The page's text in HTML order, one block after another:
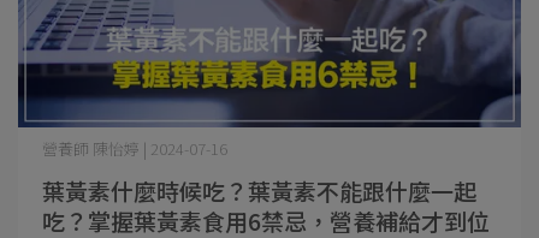
葉黃素什麼時候吃？葉黃素不能跟什麼一起
吃？掌握葉黃素食用6禁忌，營養補給才到位
營養師 陳怡婷 | 2024-07-16